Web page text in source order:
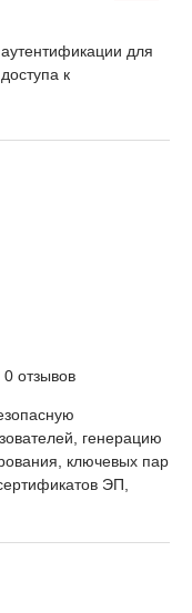
для
к
0 отзывов
генерацию
ключевых пар
ЭП,